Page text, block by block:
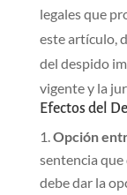
legales que
este artículo,
del despido
vigente y la
Efectos del
Opción
sentencia que
debe dar la